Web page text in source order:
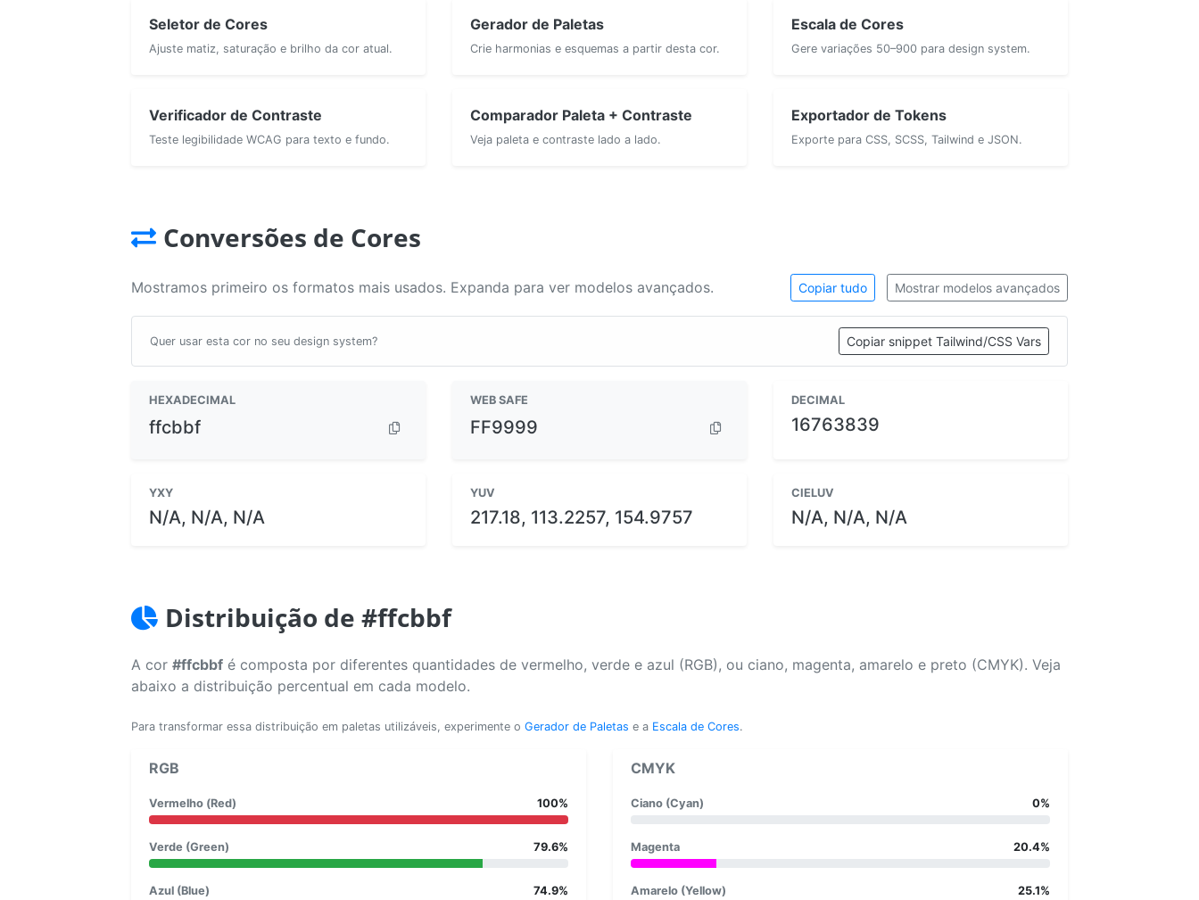
Seletor de Cores
Ajuste matiz, saturação e brilho da cor atual.
Gerador de Paletas
Crie harmonias e esquemas a partir desta cor.
Escala de Cores
Gere variações 50–900 para design system.
Verificador de Contraste
Teste legibilidade WCAG para texto e fundo.
Comparador Paleta + Contraste
Veja paleta e contraste lado a lado.
Exportador de Tokens
Exporte para CSS, SCSS, Tailwind e JSON.
Conversões de Cores
Mostramos primeiro os formatos mais usados. Expanda para ver modelos avançados. Copiar tudo Mostrar modelos avançados
Quer usar esta cor no seu design system? Copiar snippet Tailwind/CSS Vars
HEXADECIMAL
ffcbbf
WEB SAFE
FF9999
DECIMAL
16763839
YXY
N/A, N/A, N/A
YUV
217.18, 113.2257, 154.9757
CIELUV
N/A, N/A, N/A
Distribuição de #ffcbbf
A cor #ffcbbf é composta por diferentes quantidades de vermelho, verde e azul (RGB), ou ciano, magenta, amarelo e preto (CMYK). Veja
abaixo a distribuição percentual em cada modelo.
Para transformar essa distribuição em paletas utilizáveis, experimente o Gerador de Paletas e a Escala de Cores.
RGB
Vermelho (Red) 100%
Verde (Green) 79.6%
Azul (Blue) 74.9%
CMYK
Ciano (Cyan) 0%
Magenta 20.4%
Amarelo (Yellow) 25.1%